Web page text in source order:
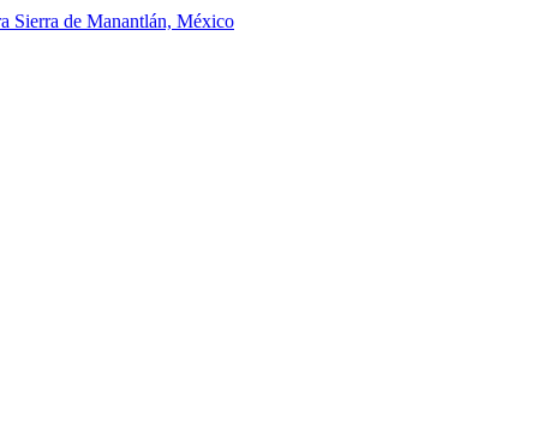
Sierra de Manantlán, México